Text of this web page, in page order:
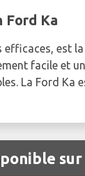
Ford Ka
est
facile et
La Ford Ka